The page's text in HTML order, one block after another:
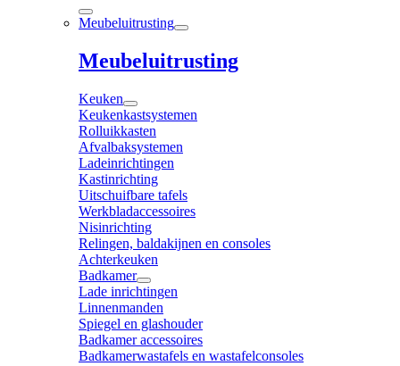
Meubeluitrusting
Meubeluitrusting
Keuken
Keukenkastsystemen
Rolluikkasten
Afvalbaksystemen
Ladeinrichtingen
Kastinrichting
Uitschuifbare tafels
Werkbladaccessoires
Nisinrichting
Relingen, baldakijnen en consoles
Achterkeuken
Badkamer
Lade inrichtingen
Linnenmanden
Spiegel en glashouder
Badkamer accessoires
Badkamerwastafels en wastafelconsoles